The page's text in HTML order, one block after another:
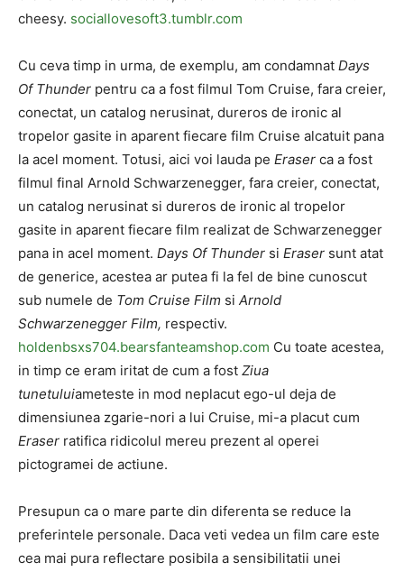
cheesy. sociallovesoft3.tumblr.com
Cu ceva timp in urma, de exemplu, am condamnat Days
Of Thunder pentru ca a fost filmul Tom Cruise, fara creier,
conectat, un catalog nerusinat, dureros de ironic al
tropelor gasite in aparent fiecare film Cruise alcatuit pana
la acel moment. Totusi, aici voi lauda pe Eraser ca a fost
filmul final Arnold Schwarzenegger, fara creier, conectat,
un catalog nerusinat si dureros de ironic al tropelor
gasite in aparent fiecare film realizat de Schwarzenegger
pana in acel moment. Days Of Thunder si Eraser sunt atat
de generice, acestea ar putea fi la fel de bine cunoscut
sub numele de Tom Cruise Film si Arnold
Schwarzenegger Film, respectiv.
holdenbsxs704.bearsfanteamshop.com Cu toate acestea,
in timp ce eram iritat de cum a fost Ziua
tunetuluiameteste in mod neplacut ego-ul deja de
dimensiunea zgarie-nori a lui Cruise, mi-a placut cum
Eraser ratifica ridicolul mereu prezent al operei
pictogramei de actiune.
Presupun ca o mare parte din diferenta se reduce la
preferintele personale. Daca veti vedea un film care este
cea mai pura reflectare posibila a sensibilitatii unei